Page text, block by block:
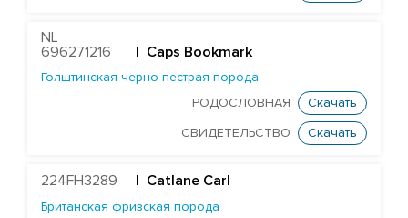
Шортгорнская порода
NL
696271216
| Caps Bookmark
Голштинская черно-пестрая порода
РОДОСЛОВНАЯ
Скачать
СВИДЕТЕЛЬСТВО Скачать
224FH3289 | Catlane Carl
Британская фризская порода